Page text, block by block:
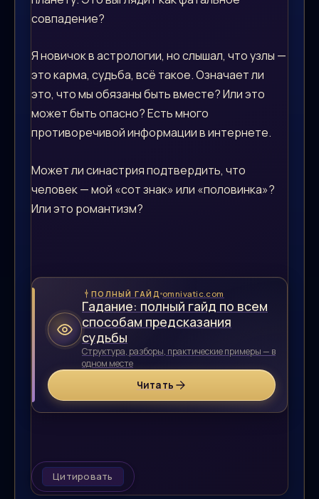
совпадение?
Я новичок в астрологии, но слышал, что узлы —
это карма, судьба, всё такое. Означает ли
это, что мы обязаны быть вместе? Или это
может быть опасно? Есть много
противоречивой информации в интернете.
Может ли синастрия подтвердить, что
человек — мой «сот знак» или «половинка»?
Или это романтизм?
ПОЛНЫЙ ГАЙД omnivatic.com
Гадание: полный гайд по всем
способам предсказания
судьбы
Структура, разборы, практические примеры — в
одном месте
Читать
Цитировать